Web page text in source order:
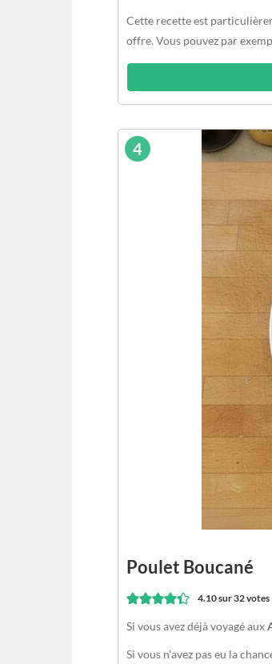
Cette recette est
offre. Vous pouvez par
4
Poulet Boucané
4.10sur 32votes
Si vous avez déjà voyagé aux
Si vous n'avez pas eu la